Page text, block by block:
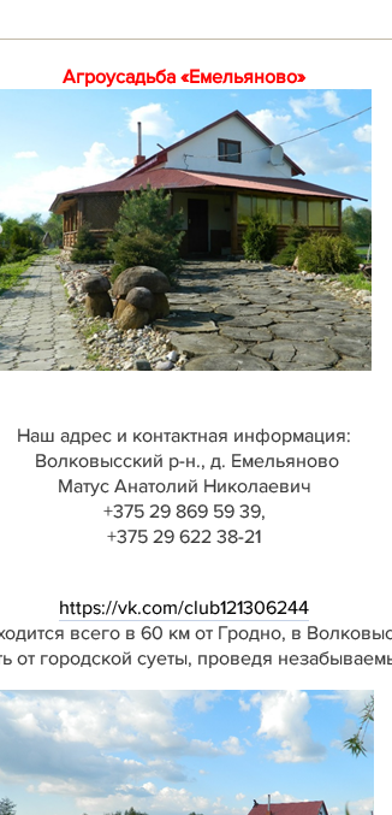
Агроусадьба «Емельяново»
Наш адрес и контактная информация:
Волковысский р-н., д. Емельяново
Матус Анатолий Николаевич
+375 29 869 59 39,
+375 29 622 38-21
https://vk.com/club121306244
всего в 60 км от Гродно, в
от городской суеты, проведя